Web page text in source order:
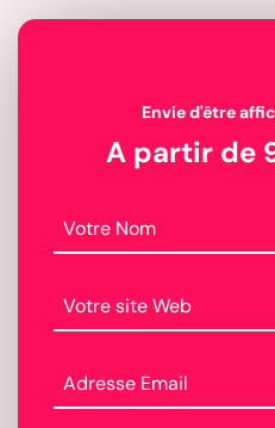
Envie d'être
A partir de